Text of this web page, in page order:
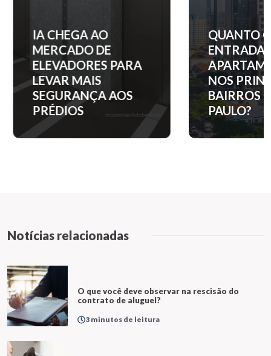
IA CHEGA AO
MERCADO DE
ELEVADORES PARA
LEVAR MAIS
SEGURANÇA AOS
PRÉDIOS
QUANTO
ENTRADA
NOS
BAIRROS
PAULO?
Notícias relacionadas
O que você deve observar na rescisão do
contrato de aluguel?
3 minutos de leitura